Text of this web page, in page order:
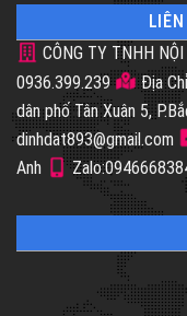
CÔNG TY TNHH
0936.399.239
Địa
dân phố Tân Xuân 5,
dinhdat893@gmail.com
Anh